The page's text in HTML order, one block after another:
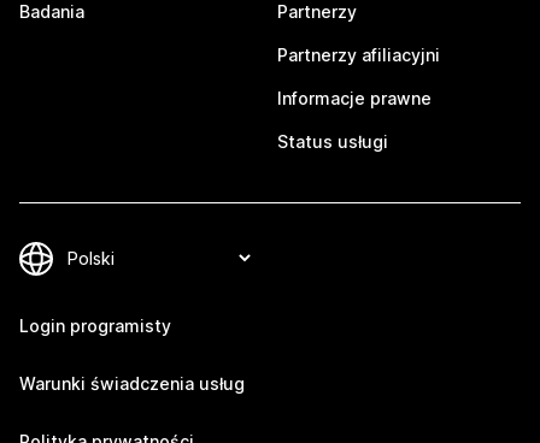
Badania Partnerzy
Partnerzy afiliacyjni
Informacje prawne
Status usługi
Login programisty
Warunki świadczenia usług